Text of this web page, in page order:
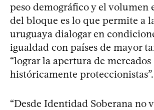
peso demográfico y el volumen
del bloque es lo que permite a
uruguaya dialogar en
igualdad con países de mayor
“lograr la apertura de mercados
históricamente proteccionistas”.
“Desde Identidad Soberana no